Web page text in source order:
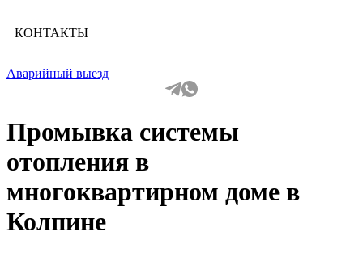
КОНТАКТЫ
Аварийный выезд
Промывка системы
отопления в
многоквартирном доме в
Колпине